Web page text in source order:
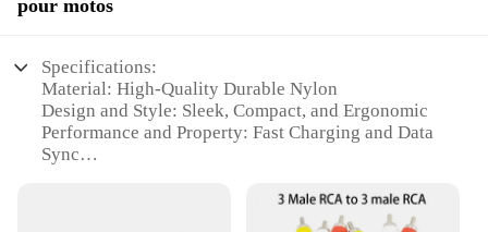
pour motos
Specifications:
Material: High-Quality Durable Nylon
Design and Style: Sleek, Compact, and Ergonomic
Performance and Property: Fast Charging and Data
Sync
Shape and Size: Lightweight and Portable
Usage and Purpose: Ideal for Motorcycle Riders